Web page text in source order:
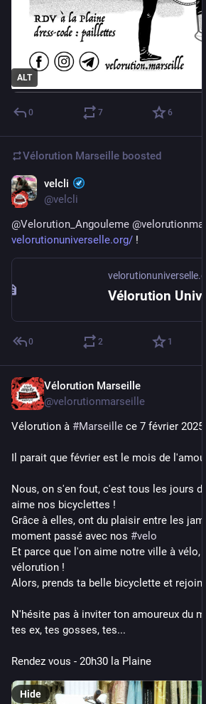
ALT
0 7 6
Vélorution Marseille boosted
velcli
@velcli
@Velorution_Angouleme @
velorutionuniverselle.org/ !
0 2 1
Vélorution Marseille
@velorutionmarseille
Vélorution à #Marseille ce 7 février 2025
Il parait que février est le mois de l'amour.
Nous, on s'en fout, c'est tous les jours
aime nos bicyclettes !
Grâce à elles, ont du plaisir entre les
moment passé avec nos #velo
Et parce que l'on aime notre ville à vélo,
vélorution !
Alors, prends ta belle bicyclette et
N'hésite pas à inviter ton amoureux du
tes ex, tes gosses, tes...
Rendez vous - 20h30 la Plaine
Hide